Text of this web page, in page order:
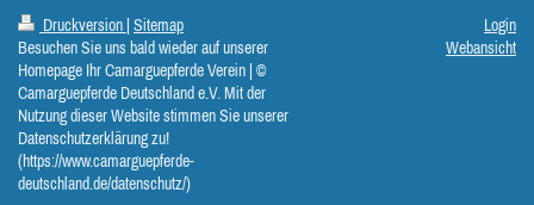
Druckversion Sitemap
Besuchen Sie uns bald wieder auf unserer
Homepage Ihr Camarguepferde Verein | ©
Camarguepferde Deutschland e.V. Mit der
Nutzung dieser Website stimmen Sie unserer
Datenschutzerklärung zu!
(https://www.camarguepferde-
deutschland.de/datenschutz/)
Login
Webansicht